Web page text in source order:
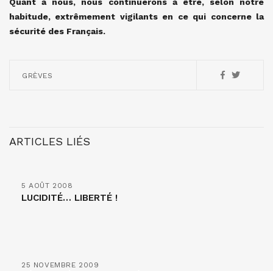
habitude, extrêmement vigilants en ce qui concerne la
sécurité des Français.
GRÈVES
ARTICLES LIÉS
5 AOÛT 2008
LUCIDITÉ… LIBERTÉ !
25 NOVEMBRE 2009